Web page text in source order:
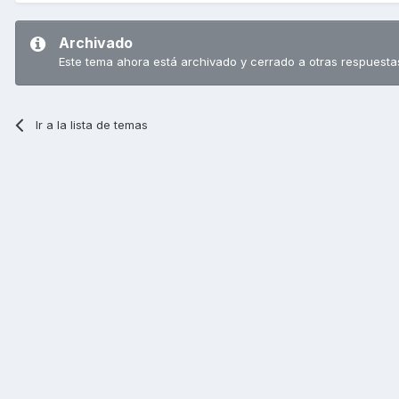
Archivado
Este tema ahora está archivado y cerrado a otras
Ir a la lista de temas